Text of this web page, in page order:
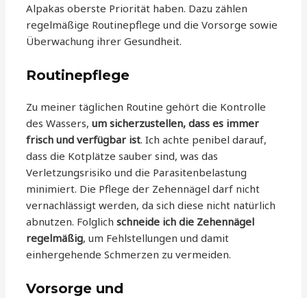
Alpakas oberste Priorität haben. Dazu zählen
regelmäßige Routinepflege und die Vorsorge sowie
Überwachung ihrer Gesundheit.
Routinepflege
Zu meiner täglichen Routine gehört die Kontrolle
des Wassers,um sicherzustellen, dass es immer
frisch und verfügbar ist. Ich achte penibel darauf,
dass die Kotplätze sauber sind, was das
Verletzungsrisiko und die Parasitenbelastung
minimiert. Die Pflege der Zehennägel darf nicht
vernachlässigt werden, da sich diese nicht natürlich
abnutzen. Folglichschneide ich die Zehennägel
regelmäßig, um Fehlstellungen und damit
einhergehende Schmerzen zu vermeiden.
Vorsorge und